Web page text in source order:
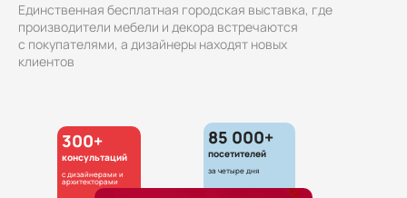
Единственная бесплатная городская выставка, где
производители мебели и декора встречаются
с покупателями, а дизайнеры находят новых
клиентов
85 000+
посетителей
за четыре дня
300+
консультаций
с дизайнерами и
архитекторами